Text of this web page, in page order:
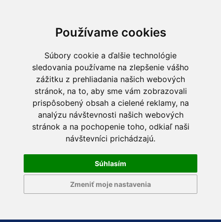
Používame cookies
Súbory cookie a ďalšie technológie
sledovania používame na zlepšenie vášho
zážitku z prehliadania našich webových
stránok, na to, aby sme vám zobrazovali
prispôsobený obsah a cielené reklamy, na
analýzu návštevnosti našich webových
stránok a na pochopenie toho, odkiaľ naši
návštevníci prichádzajú.
Súhlasím
Zmeniť moje nastavenia